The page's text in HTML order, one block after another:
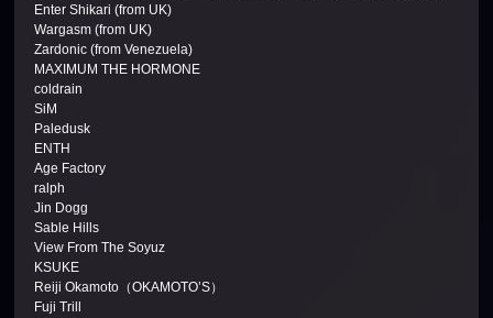
Enter Shikari (from UK)
Wargasm (from UK)
Zardonic (from Venezuela)
MAXIMUM THE HORMONE
coldrain
SiM
Paledusk
ENTH
Age Factory
ralph
Jin Dogg
Sable Hills
View From The Soyuz
KSUKE
Reiji Okamoto（OKAMOTO’S）
Fuji Trill